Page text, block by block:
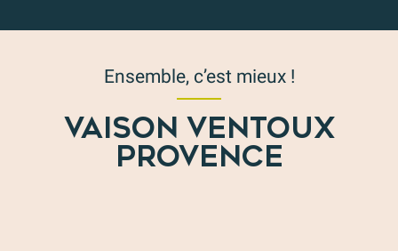
Ensemble, c’est mieux !
VAISON VENTOUX
PROVENCE